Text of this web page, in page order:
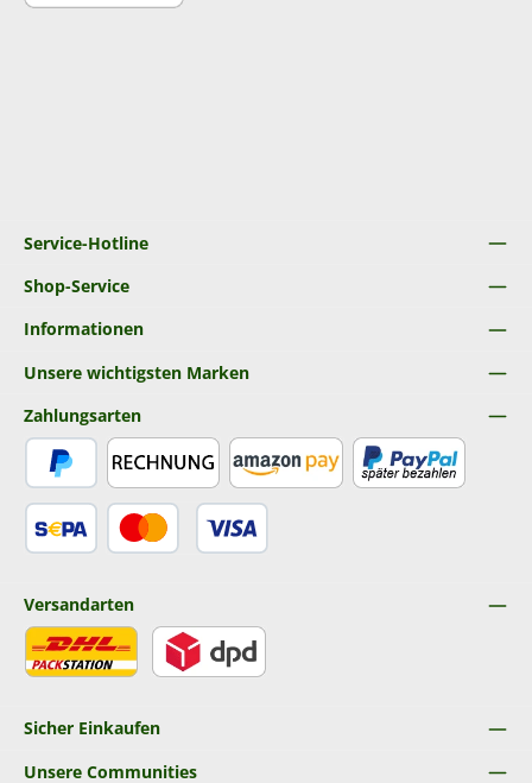
Service-Hotline
Shop-Service
Informationen
Unsere wichtigsten Marken
Sicher Einkaufen
Unsere Communities
Zahlungsarten
Versandarten